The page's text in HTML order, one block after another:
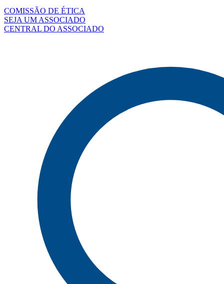
COMISSÃO DE ÉTICA
SEJA UM ASSOCIADO
CENTRAL DO ASSOCIADO